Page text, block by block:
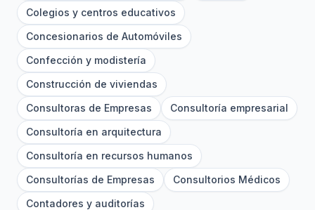
Colegios y centros educativos
Concesionarios de Automóviles
Confección y modistería
Construcción de viviendas
Consultoras de Empresas
Consultoría empresarial
Consultoría en arquitectura
Consultoría en recursos humanos
Consultorías de Empresas
Consultorios Médicos
Contadores y auditorías